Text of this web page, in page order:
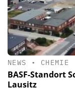
NEWS • CHEMIE
BASF-Standort
Lausitz